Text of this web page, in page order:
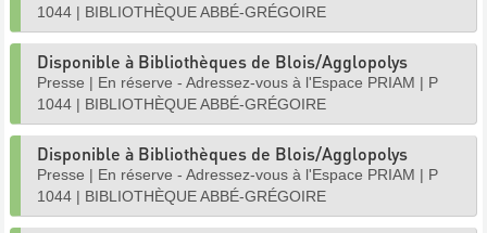
1044 | BIBLIOTHÈQUE ABBÉ-GRÉGOIRE
Disponible à Bibliothèques de Blois/Agglopolys
Presse | En réserve - Adressez-vous à l'Espace PRIAM | P
1044 | BIBLIOTHÈQUE ABBÉ-GRÉGOIRE
Disponible à Bibliothèques de Blois/Agglopolys
Presse | En réserve - Adressez-vous à l'Espace PRIAM | P
1044 | BIBLIOTHÈQUE ABBÉ-GRÉGOIRE